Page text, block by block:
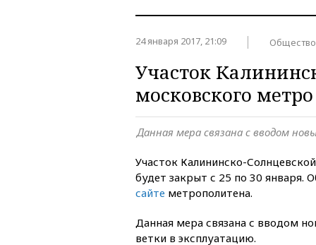
24 января 2017, 21:09 Общество
Участок
московского
Данная мера связана с вводом
Участок Калининско-
будет закрыт с 25 по 30 января.
сайте метрополитена.
Данная мера связана с вводом
ветки в эксплуатацию.